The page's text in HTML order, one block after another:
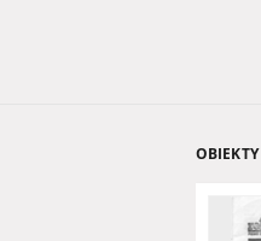
OBIEKTY